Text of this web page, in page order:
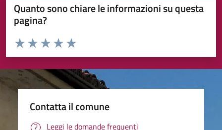
Quanto sono chiare le informazioni su questa
pagina?
Valuta da 1 a 5 stelle la pagina
Valuta 5 stelle su 5
Valuta 4 stelle su 5
Valuta 3 stelle su 5
Valuta 2 stelle su 5
Valuta 1 stelle su 5
Contatta il comune
Leggi le domande frequenti